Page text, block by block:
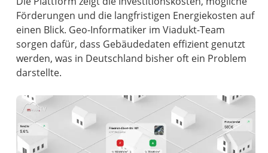
Förderungen und die langfristigen Energiekosten auf
einen Blick. Geo-Informatiker im Viadukt-Team
sorgen dafür, dass Gebäudedaten effizient genutzt
werden, was in Deutschland bisher oft ein Problem
darstellte.